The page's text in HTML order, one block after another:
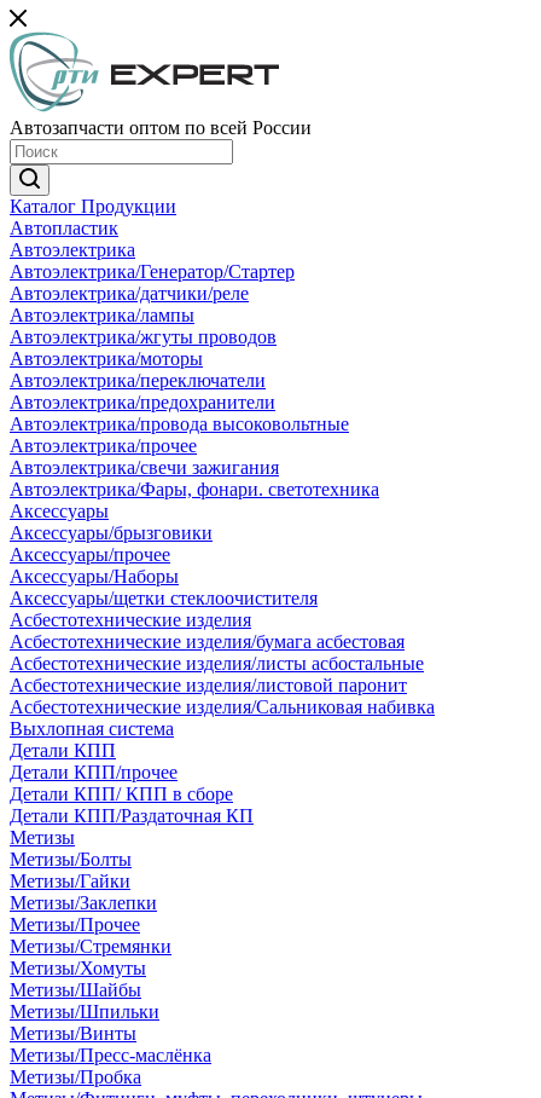
Автозапчасти оптом по всей России
Каталог Продукции
Автопластик
Автоэлектрика
Автоэлектрика/Генератор/Стартер
Автоэлектрика/датчики/реле
Автоэлектрика/лампы
Автоэлектрика/жгуты проводов
Автоэлектрика/моторы
Автоэлектрика/переключатели
Автоэлектрика/предохранители
Автоэлектрика/провода высоковольтные
Автоэлектрика/прочее
Автоэлектрика/свечи зажигания
Автоэлектрика/Фары, фонари. светотехника
Аксессуары
Аксессуары/брызговики
Аксессуары/прочее
Аксессуары/Наборы
Аксессуары/щетки стеклоочистителя
Асбестотехнические изделия
Асбестотехнические изделия/бумага асбестовая
Асбестотехнические изделия/листы асбостальные
Асбестотехнические изделия/листовой паронит
Асбестотехнические изделия/Сальниковая набивка
Выхлопная система
Детали КПП
Детали КПП/прочее
Детали КПП/ КПП в сборе
Детали КПП/Раздаточная КП
Метизы
Метизы/Болты
Метизы/Гайки
Метизы/Заклепки
Метизы/Прочее
Метизы/Стремянки
Метизы/Хомуты
Метизы/Шайбы
Метизы/Шпильки
Метизы/Винты
Метизы/Пресс-маслёнка
Метизы/Пробка